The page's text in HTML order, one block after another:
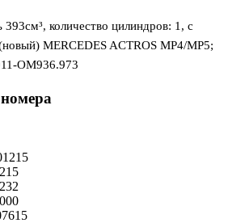
количество цилиндров: 1, с
MERCEDES ACTROS MP4/MP5;
OM936.973